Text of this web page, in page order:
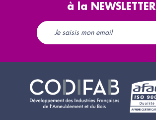
à la NEWSLETTER